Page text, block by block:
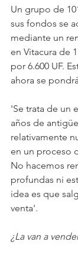
Un grupo de
sus fondos se
mediante un
en Vitacura de
por 6.600 UF.
ahora se
'Se trata de un
años de
relativamente
en un proceso
No hacemos
profundas ni
idea es que
venta'.
¿La van a